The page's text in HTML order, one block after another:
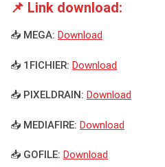
📌 Link download:
📥 MEGA: Download
📥 1FICHIER: Download
📥 PIXELDRAIN: Download
📥 MEDIAFIRE: Download
📥 GOFILE: Download